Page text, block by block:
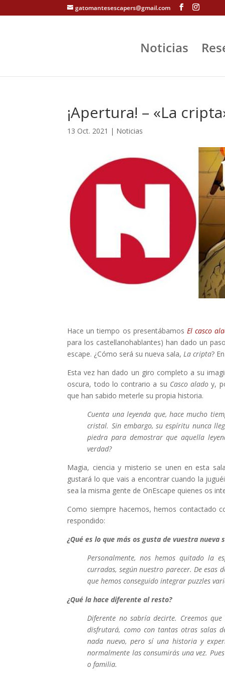
gatomantesescapers@gmail.com
Noticias
¡Apertura! – «La
13 Oct. 2021 | Noticias
Hace un tiempo os presentábamos El casco
para los castellanohablantes) han dado un
escape. ¿Cómo será su nueva sala,La cripta?
Esta vez han dado un giro completo a su
oscura, todo lo contrario a su Casco alado y,
que han sabido meterle su propia historia.
Cuenta una leyenda que, hace mucho
cristal. Sin embargo, su espíritu nunca
piedra para demostrar que aquella
verdad?
Magia, ciencia y misterio se unen en esta
gustará lo que vais a encontrar cuando la
sea la misma gente de OnEscape quienes os
Como siempre hacemos, hemos contactado
respondido:
¿Qué es lo que más os gusta de vuestra nueva
Personalmente, nos hemos quitado la
curradas, según nuestro parecer. De
que hemos conseguido integrar puzzles
¿Qué la hace diferente al resto?
Diferente no sabría decirte. Creemos
disfrutará, como con tantas otras salas
nada nuevo, pero sí una historia y
normalmente las consumirás una vez.
o familia.